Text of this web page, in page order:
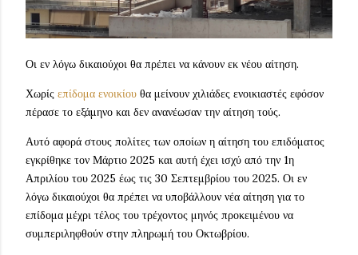
Οι εν λόγω δικαιούχοι θα πρέπει να κάνουν εκ νέου αίτηση.
Χωρίς επίδομα ενοικίου θα μείνουν χιλιάδες ενοικιαστές εφόσον
πέρασε το εξάμηνο και δεν ανανέωσαν την αίτηση τούς.
Αυτό αφορά στους πολίτες των οποίων η αίτηση του επιδόματος
εγκρίθηκε τον Μάρτιο 2025 και αυτή έχει ισχύ από την 1η
Απριλίου του 2025 έως τις 30 Σεπτεμβρίου του 2025. Οι εν
λόγω δικαιούχοι θα πρέπει να υποβάλλουν νέα αίτηση για το
επίδομα μέχρι τέλος του τρέχοντος μηνός προκειμένου να
συμπεριληφθούν στην πληρωμή του Οκτωβρίου.